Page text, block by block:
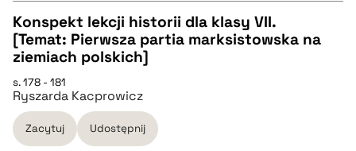
pobierz cytat
CZYSTY TEKST
pobierz cytat
BIBTEX
Konspekt lekcji historii dla klasy VII.
[Temat: Pierwsza partia marksistowska na
ziemiach polskich]
s. 178 - 181
Ryszarda Kacprowicz
Zacytuj Udostępnij